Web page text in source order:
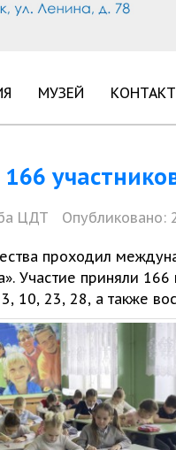
МУЗЕЙ
ЦДТ Опубликовано:
проходил
Участие приняли 166
10, 23, 28, а также